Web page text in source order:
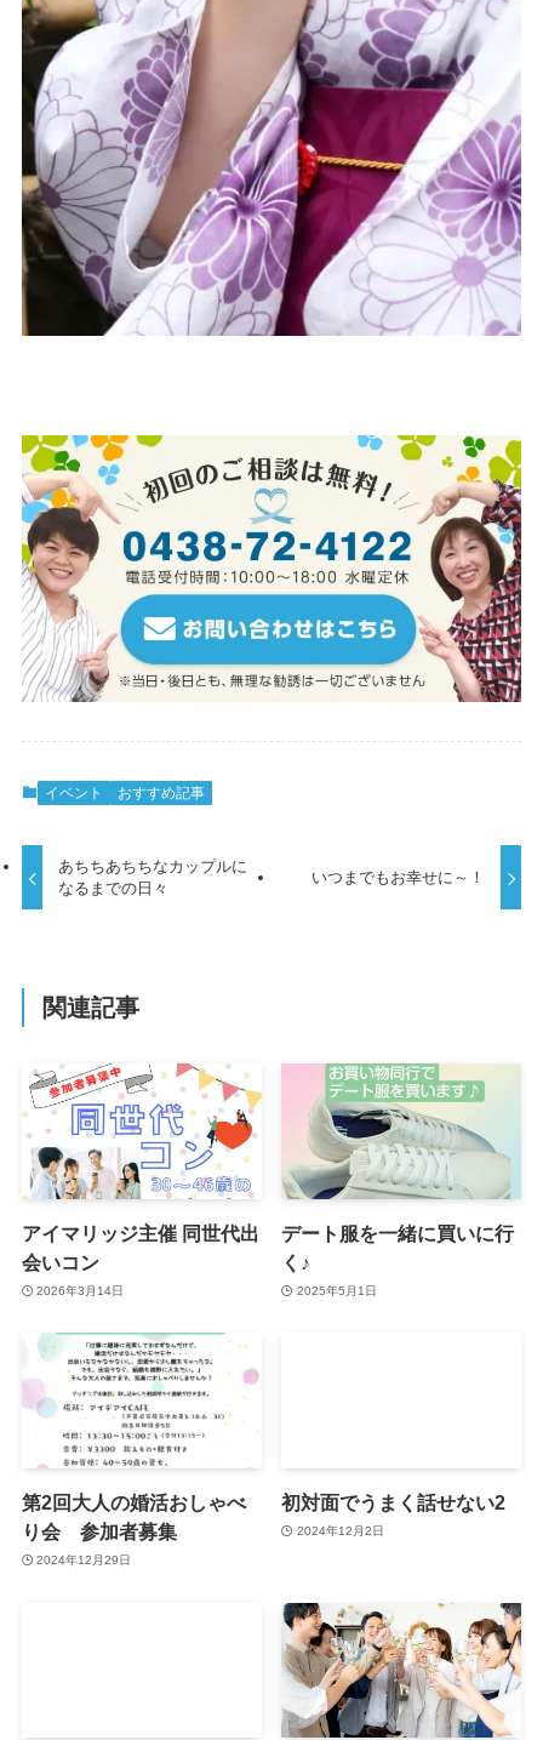
イベント おすすめ記事
あちちあちちなカップルに
なるまでの日々
いつまでもお幸せに～！
関連記事
アイマリッジ主催 同世代出
会いコン
2026年3月14日
デート服を一緒に買いに行
く♪
2025年5月1日
第2回大人の婚活おしゃべ
り会 参加者募集
2024年12月29日
初対面でうまく話せない2
2024年12月2日